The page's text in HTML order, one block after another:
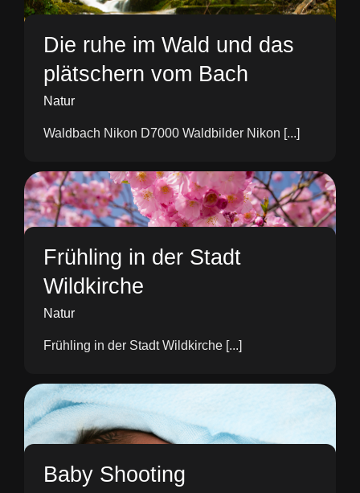
Die ruhe im Wald und das
plätschern vom Bach
Natur
Waldbach Nikon D7000 Waldbilder Nikon [...]
Frühling in der Stadt
Wildkirche
Natur
Frühling in der Stadt Wildkirche [...]
Baby Shooting